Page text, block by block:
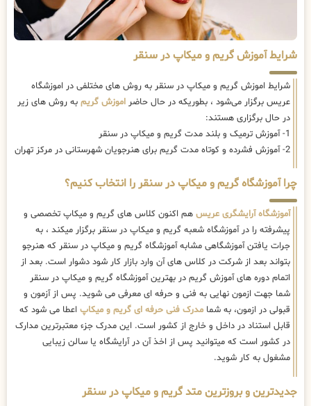
شرایط آموزش گریم و میکاپ در سنقر
شرایط اموزش گریم و میکاپ در سنقر به روش های مختلفی در اموزشگاه
عریس برگزار می‌شود ، بطوریکه در حال حاضر اموزش گریم به روش های زیر
در حال برگزاری هستند:
1- آموزش ترمیک و بلند مدت گریم و میکاپ در سنقر
2- آموزش فشرده و کوتاه مدت گریم برای هنرجویان شهرستانی در مرکز تهران
چرا آموزشگاه گریم و میکاپ در سنقر را انتخاب کنیم؟
آموزشگاه آرایشگری عریس هم اکنون کلاس های گریم و میکاپ تخصصی و
پیشرفته را در آموزشگاه شعبه گریم و میکاپ در سنقر برگزار میکند ، به
جرات یافتن آموزشگاهی مشابه آموزشگاه گریم و میکاپ در سنقر که هنرجو
بتواند بعد از شرکت در کلاس های آن وارد بازار کار شود دشوار است. بعد از
اتمام دوره های آموزش گریم در بهترین آموزشگاه گریم و میکاپ در سنقر
شما جهت ازمون نهایی به فنی و حرفه ای معرفی می شوید. پس از آزمون و
قبولی در ازمون، به شما مدرک فنی حرفه ای گریم و میکاپ اعطا می شود که
قابل استناد در داخل و خارج از کشور است. این مدرک جزء معتبرترین مدارک
در کشور است که میتوانید پس از اخذ آن در آرایشگاه یا سالن زیبایی
مشغول به کار شوید.
جدیدترین و بروزترین متد گریم و میکاپ در سنقر